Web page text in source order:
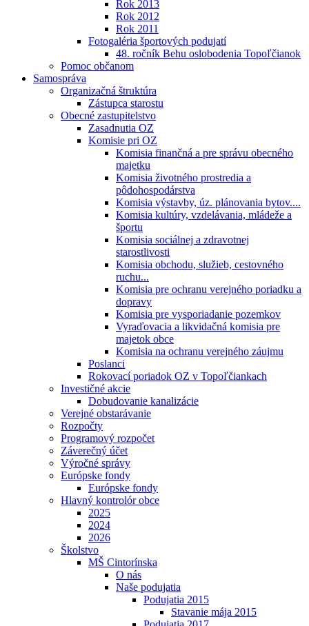
Rok 2013
Rok 2012
Rok 2011
Fotogaléria športových podujatí
48. ročník Behu oslobodenia Topoľčianok
Pomoc občanom
Samospráva
Organizačná štruktúra
Zástupca starostu
Obecné zastupitelstvo
Zasadnutia OZ
Komisie pri OZ
Komisia finančná a pre správu obecného
majetku
Komisia životného prostredia a
pôdohospodárstva
Komisia výstavby, úz. plánovania bytov....
Komisia kultúry, vzdelávania, mládeže a
športu
Komisia sociálnej a zdravotnej
starostlivosti
Komisia obchodu, služieb, cestovného
ruchu...
Komisia pre ochranu verejného poriadku a
dopravy
Komisia pre vysporiadanie pozemkov
Vyraďovacia a likvidačná komisia pre
majetok obce
Komisia na ochranu verejného záujmu
Poslanci
Rokovací poriadok OZ v Topoľčiankach
Investičné akcie
Dobudovanie kanalizácie
Verejné obstarávanie
Rozpočty
Programový rozpočet
Záverečný účet
Výročné správy
Európske fondy
Európske fondy
Hlavný kontrolór obce
2025
2024
2026
Školstvo
MŠ Cintorínska
O nás
Naše podujatia
Podujatia 2015
Stavanie mája 2015